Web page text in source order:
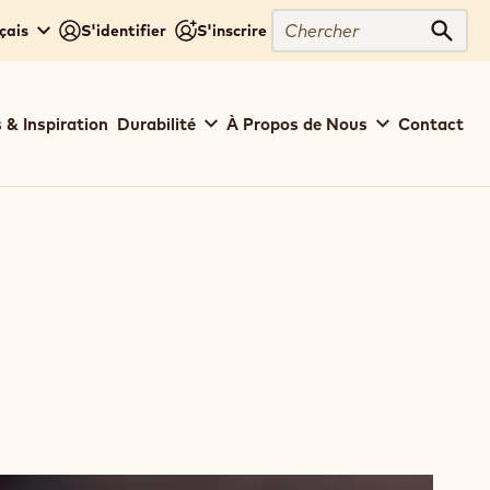
S'identifier S'inscrire
Chercher
& Inspiration Durabilité À Propos de Nous Contact